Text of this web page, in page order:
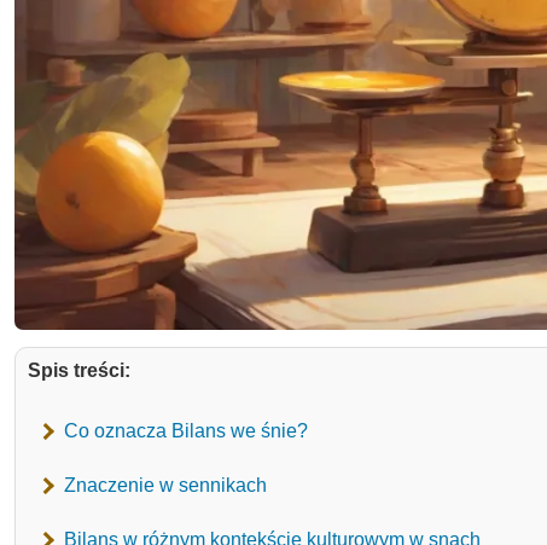
Spis treści:
Co oznacza Bilans we śnie?
Znaczenie w sennikach
Bilans w różnym kontekście kulturowym w snach